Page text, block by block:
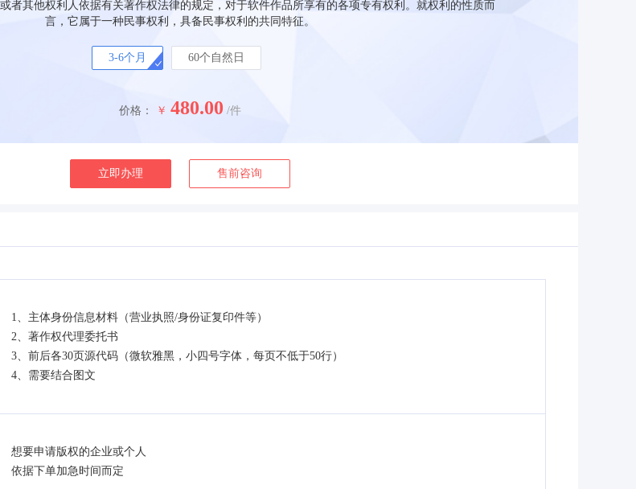
者其他权利人依据有关著作权法律的规定，对于软件作品所享有的各项专有权利。就权利的性质而
言，它属于一种民事权利，具备民事权利的共同特征。
3-6个月 60个自然日
价格： ￥ 480.00 /件
立即办理 售前咨询
1、主体身份信息材料（营业执照/身份证复印件等）
2、著作权代理委托书
3、前后各30页源代码（微软雅黑，小四号字体，每页不低于50行）
4、需要结合图文
想要申请版权的企业或个人
依据下单加急时间而定